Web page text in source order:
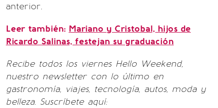
anterior.
Leer también: Mariano y Cristobal, hijos de
Ricardo Salinas, festejan su graduación
Recibe todos los viernes Hello Weekend,
nuestro newsletter con lo último en
gastronomía, viajes, tecnología, autos, moda y
belleza. Suscríbete aquí: